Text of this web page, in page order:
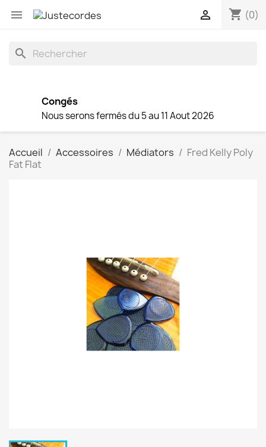
 shopping_cart (0)

search
Congés
Nous serons fermés du 5 au 11 Aout 2026
Accueil Accessoires Médiators
Fred Kelly Poly
Fat Flat